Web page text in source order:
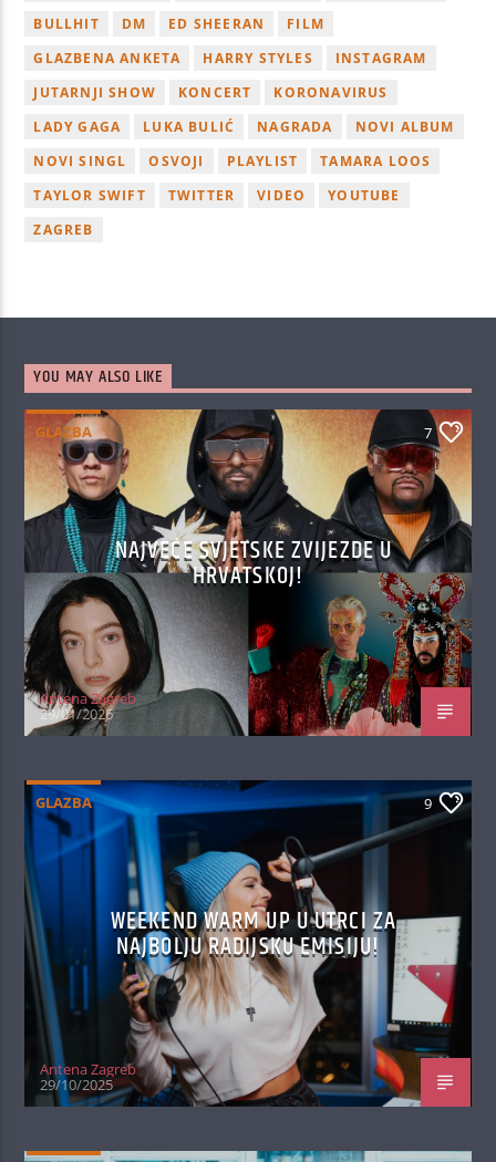
BULLHIT
DM ED SHEERAN
FILM
GLAZBENA ANKETA
HARRY STYLES
INSTAGRAM
JUTARNJI SHOW
KONCERT
KORONAVIRUS
LADY GAGA
LUKA BULIĆ NAGRADA
NOVI ALBUM
NOVI SINGL
OSVOJI PLAYLIST
TAMARA LOOS
TAYLOR SWIFT
TWITTER VIDEO
YOUTUBE
ZAGREB
YOU MAY ALSO LIKE
GLAZBA 7
NAJVEĆE SVJETSKE ZVIJEZDE U
HRVATSKOJ!
Antena Zagreb
29/01/2026
GLAZBA 9
WEEKEND WARM UP U UTRCI ZA
NAJBOLJU RADIJSKU EMISIJU!
Antena Zagreb
29/10/2025